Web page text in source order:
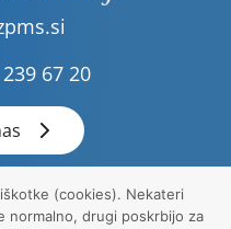
67 20
(cookies). Nekateri
normalno, drugi poskrbijo za